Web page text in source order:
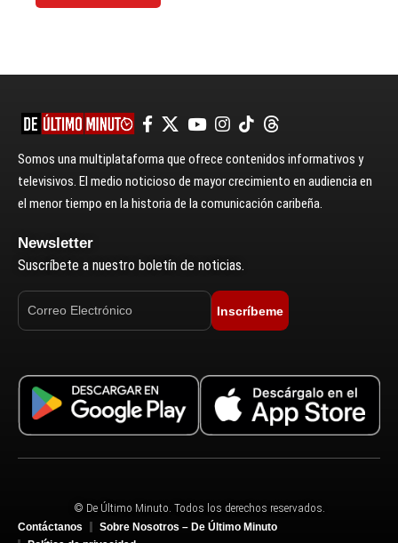
Somos una multiplataforma que ofrece contenidos informativos y
televisivos. El medio noticioso de mayor crecimiento en audiencia en
el menor tiempo en la historia de la comunicación caribeña.
Newsletter
Suscríbete a nuestro boletín de noticias.
Inscríbeme
© De Último Minuto. Todos los derechos reservados.
Contáctanos
Sobre Nosotros – De Último Minuto